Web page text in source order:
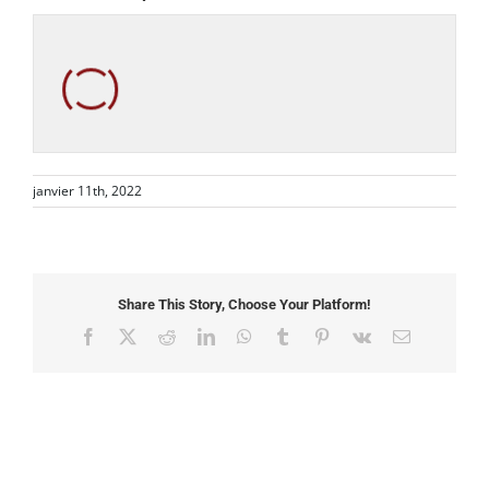
janvier 11th, 2022
Share This Story, Choose Your Platform!
Facebook RedditLinkedInWhatsApp
Tumblr Pinterest
Vk Email